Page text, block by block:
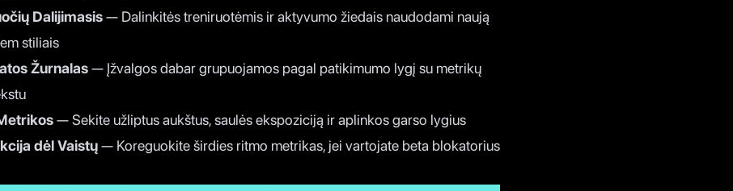
Dalijimasis— Dalinkitės treniruotėmis ir aktyvumo žiedais naudodami naują
stiliais
Žurnalas— Įžvalgos dabar grupuojamos pagal patikimumo lygį su metrikų
— Sekite užliptus aukštus, saulės ekspoziciją ir aplinkos garso lygius
dėl Vaistų— Koreguokite širdies ritmo metrikas, jei vartojate beta blokatorius